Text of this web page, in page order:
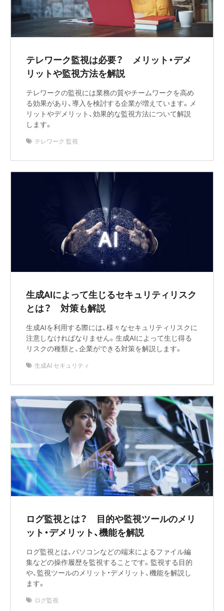
テレワーク監視は必要？ メリット・デメ
リットや監視方法を解説
テレワークの監視には業務の質やチームワークを高め
る効果があり、導入を検討する企業が増えています。メ
リットやデメリット、効果的な監視方法について解説
します。
テレワーク 監視
生成AIによって生じるセキュリティリスク
とは？ 対策も解説
生成AIを利用する際には、様々なセキュリティリスクに
注意しなければなりません。生成AIによって生じ得る
リスクの種類と、企業ができる対策を解説します。
生成AI セキュリティ
ログ監視とは？ 目的や監視ツールのメリ
ット・デメリット、機能を解説
ログ監視とは、パソコンなどの端末によるファイル編
集などの操作履歴を監視することです。監視する目的
や、監視ツールのメリット・デメリット、機能を解説し
ます。
ログ監視